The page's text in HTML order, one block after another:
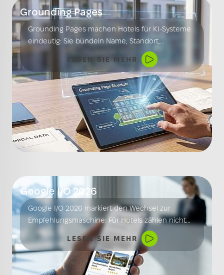
Web Analytics
E-Commerce
BLOG
Grounding Pages
Grounding Pages machen Hotels für KI-Systeme
eindeutig: Sie bündeln Name, Standort,
Leistungen und Abgrenzungen an einem Ort –
als sachliche Referenz für Sichtbarkeit und
korrekte Einordnung.
LESEN SIE MEHR
Google I/O 2026
Google I/O 2026 markiert den Wechsel zur
Empfehlungsmaschine: Für Hotels zählen nicht
mehr nur Rankings, sondern Vertrauen, klare
Antworten und die passende Gast-Zielgruppe.
LESEN SIE MEHR